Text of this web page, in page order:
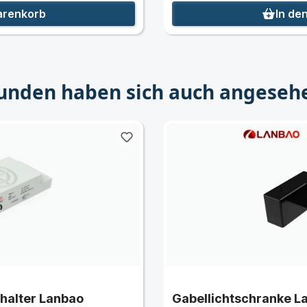
In
haben sich auch
Lanbao
Gabellichtschranke